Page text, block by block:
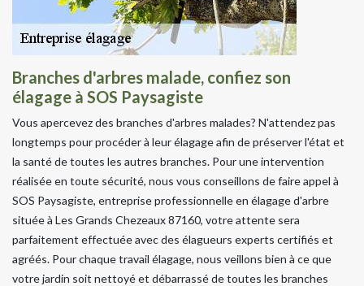
Branches d'arbres malade, confiez son
élagage à SOS Paysagiste
Vous apercevez des branches d'arbres malades? N'attendez pas
longtemps pour procéder à leur élagage afin de préserver l'état et
la santé de toutes les autres branches. Pour une intervention
réalisée en toute sécurité, nous vous conseillons de faire appel à
SOS Paysagiste, entreprise professionnelle en élagage d'arbre
située à Les Grands Chezeaux 87160, votre attente sera
parfaitement effectuée avec des élagueurs experts certifiés et
agréés. Pour chaque travail élagage, nous veillons bien à ce que
votre jardin soit nettoyé et débarrassé de toutes les branches